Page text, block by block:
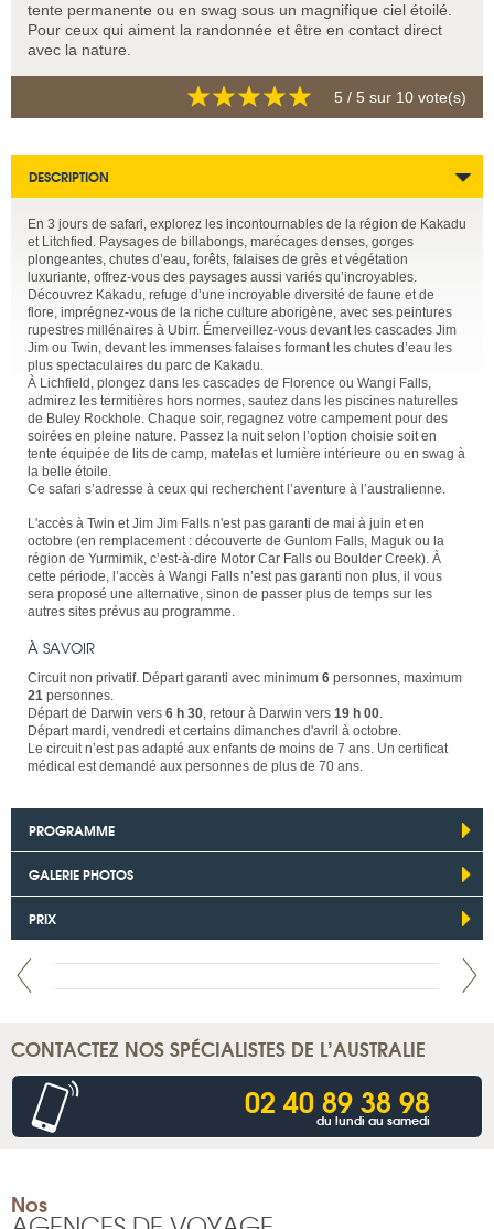
tente permanente ou en swag sous un magnifique ciel étoilé.
Pour ceux qui aiment la randonnée et être en contact direct
avec la nature.
5 / 5 sur 10 vote(s)
DESCRIPTION
En 3 jours de safari, explorez les incontournables de la région de Kakadu
et Litchfied. Paysages de billabongs, marécages denses, gorges
plongeantes, chutes d’eau, forêts, falaises de grès et végétation
luxuriante, offrez-vous des paysages aussi variés qu’incroyables.
Découvrez Kakadu, refuge d’une incroyable diversité de faune et de
flore, imprégnez-vous de la riche culture aborigène, avec ses peintures
rupestres millénaires à Ubirr. Émerveillez-vous devant les cascades Jim
Jim ou Twin, devant les immenses falaises formant les chutes d’eau les
plus spectaculaires du parc de Kakadu.
À Lichfield, plongez dans les cascades de Florence ou Wangi Falls,
admirez les termitières hors normes, sautez dans les piscines naturelles
de Buley Rockhole. Chaque soir, regagnez votre campement pour des
soirées en pleine nature. Passez la nuit selon l’option choisie soit en
tente équipée de lits de camp, matelas et lumière intérieure ou en swag à
la belle étoile.
Ce safari s’adresse à ceux qui recherchent l’aventure à l’australienne.
L'accès à Twin et Jim Jim Falls n'est pas garanti de mai à juin et en
octobre (en remplacement : découverte de Gunlom Falls, Maguk ou la
région de Yurmimik, c’est-à-dire Motor Car Falls ou Boulder Creek). À
cette période, l’accès à Wangi Falls n’est pas garanti non plus, il vous
sera proposé une alternative, sinon de passer plus de temps sur les
autres sites prévus au programme.
À SAVOIR
Circuit non privatif. Départ garanti avec minimum 6 personnes, maximum
21 personnes.
Départ de Darwin vers 6 h 30, retour à Darwin vers 19 h 00.
Départ mardi, vendredi et certains dimanches d'avril à octobre.
Le circuit n’est pas adapté aux enfants de moins de 7 ans. Un certificat
médical est demandé aux personnes de plus de 70 ans.
PROGRAMME
GALERIE PHOTOS
PRIX
CONTACTEZ NOS SPÉCIALISTES DE L’AUSTRALIE
02 40 89 38 98
du lundi au samedi
Nos